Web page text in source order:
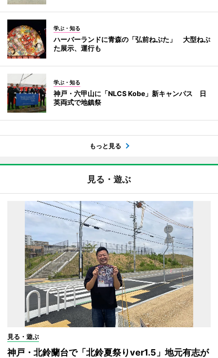
学ぶ・知る
ハーバーランドに青森の「弘前ねぷた」 大型ねぷ
た展示、運行も
学ぶ・知る
神戸・六甲山に「NLCS Kobe」新キャンパス 日
英両式で地鎮祭
もっと見る
見る・遊ぶ
見る・遊ぶ
神戸・北鈴蘭台で「北鈴夏祭りver1.5」地元有志が